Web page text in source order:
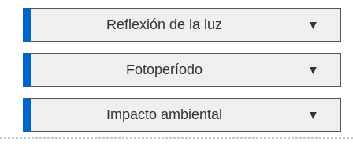
Reflexión de la luz ▼
Fotoperíodo ▼
Impacto ambiental ▼